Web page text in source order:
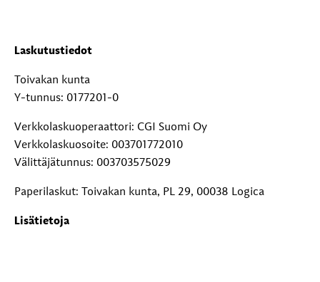
Laskutustiedot
Toivakan kunta
Y-tunnus: 0177201-0
Verkkolaskuoperaattori: CGI Suomi Oy
Verkkolaskuosoite: 003701772010
Välittäjätunnus: 003703575029
Paperilaskut: Toivakan kunta, PL 29, 00038 Logica
Lisätietoja